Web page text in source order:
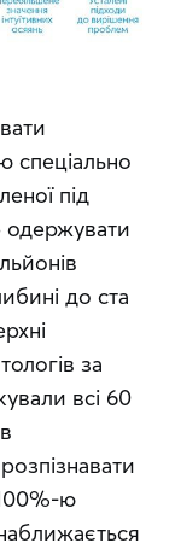
спеціально
під
до ста
за
всі 60
ю